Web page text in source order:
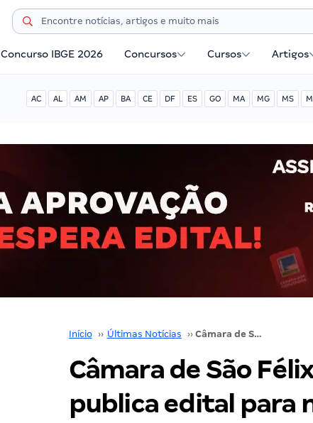
Concurso IBGE 2026 Concursos Cursos Artigos
AC AL AM AP BA CE DF ES GO MA MG MS
Início ›› Últimas Notícias ›› Câmara de São Félix do Araguaia-MT publica edital para nível superior. Inicial de R$ 4,2 mil!
Câmara de São
publica edital para